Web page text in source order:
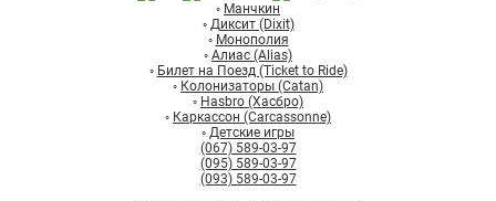
◦ Манчкин
◦ Диксит (Dixit)
◦ Монополия
◦ Алиас (Alias)
◦ Билет на Поезд (Ticket to Ride)
◦ Колонизаторы (Catan)
◦ Hasbro (Хасбро)
◦ Каркассон (Carcassonne)
◦ Детские игры
(067) 589-03-97
(095) 589-03-97
(093) 589-03-97